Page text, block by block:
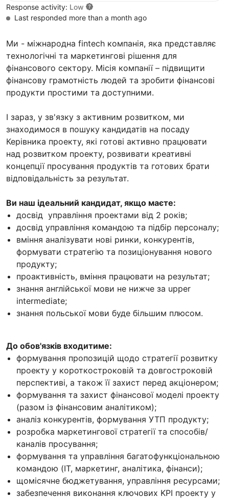
Ми - міжнародна fintech компанія, яка представляє
технологічні та маркетингові рішення для
фінансового сектору. Місія компанії – підвищити
фінансову грамотність людей та зробити фінансові
продукти простими та доступними.
І зараз, у зв'язку з активним розвитком, ми
знаходимося в пошуку кандидатів на посаду
Керівника проекту, які готові активно працювати
над розвитком проекту, розвивати креативні
концепції просування продуктів та готових брати
відповідальність за результат.
Ви наш ідеальний кандидат, якщо маєте:
досвід управління проектами від 2 років;
досвід управління командою та підбір персоналу;
вміння аналізувати нові ринки, конкурентів,
формувати стратегію та позиціонування нового
продукту;
проактивність, вміння працювати на результат;
знання англійської мови не нижче за upper
intermediate;
знання польської мови буде більшим плюсом.
До обов'язків входитиме:
формування пропозицій щодо стратегії розвитку
проекту у короткостроковій та довгостроковій
перспективі, а також її захист перед акціонером;
формування та захист фінансової моделі проекту
(разом із фінансовим аналітиком);
аналіз конкурентів, формування УТП продукту;
розробка маркетингової стратегії та способів/
каналів просування;
формування та управління багатофункціональною
командою (IT, маркетинг, аналітика, фінанси);
щомісячне бюджетування, управління ресурсами;
забезпечення виконання ключових KPI проекту у
Response activity: Low
Last responded more than a month ago